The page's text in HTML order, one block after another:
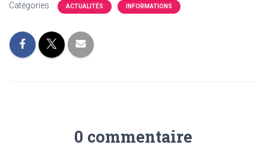
Catégories : ACTUALITÉS INFORMATIONS
0 commentaire